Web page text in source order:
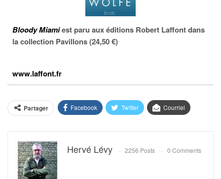
Bloody Miamiest paru aux éditions Robert Laffont dans
la collection Pavillons (24,50 €)
www.laffont.fr
Partager Facebook Twitter Courriel
Hervé Lévy 2256 Posts 0 Comments